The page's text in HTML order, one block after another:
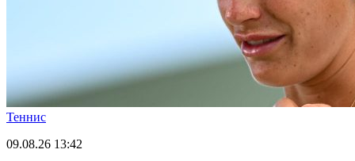
Теннис
09.08.26 13:42